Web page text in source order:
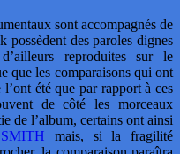
sont accompagnés de
possèdent des paroles dignes
reproduites sur le
que les comparaisons qui ont
été que par rapport à ces
de côté les morceaux
de l’album, certains ont ainsi
mais, si la fragilité